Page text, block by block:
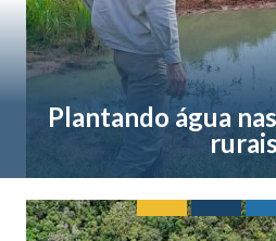
Plantando água
rurais